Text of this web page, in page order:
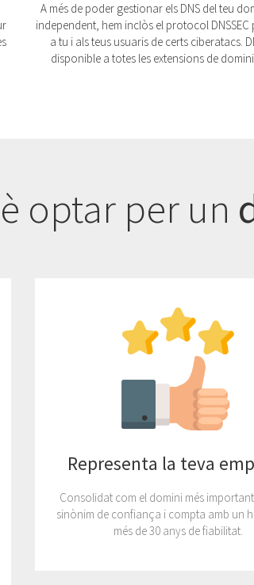
A més de poder gestionar els DNS del teu
independent, hem inclòs el protocol
a tu i als teus usuaris de certs ciberatacs.
disponible a totes les extensions de
optar per un
Representa la teva
Consolidat com el domini més
sinònim de confiança i compta amb un
més de 30 anys de fiabilitat.